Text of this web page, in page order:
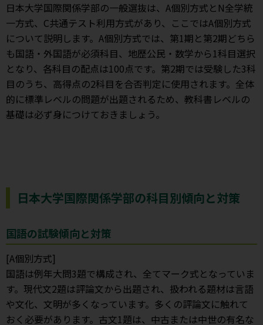
日本大学国際関係学部の一般選抜は、A個別方式とN全学統
一方式、C共通テスト利用方式があり、ここではA個別方式
について説明します。A個別方式では、第1期と第2期どちら
も国語・外国語が必須科目、地歴公民・数学から1科目選択
となり、各科目の配点は100点です。第2期では受験した3科
目のうち、高得点の2科目を合否判定に使用されます。全体
的に標準レベルの問題が出題されるため、教科書レベルの
基礎は必ず身につけておきましょう。
日本大学国際関係学部の科目別傾向と対策
国語の試験傾向と対策
[A個別方式]
国語は例年大問3題で構成され、全てマーク式となっていま
す。現代文2題は評論文から出題され、扱われる題材は言語
や文化、文明が多くなっています。多くの評論文に触れて
おく必要があります。古文1題は、中古または中世の有名な